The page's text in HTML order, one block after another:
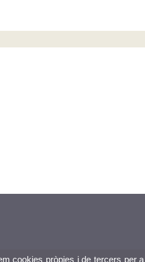
cookies pròpies i de tercers per